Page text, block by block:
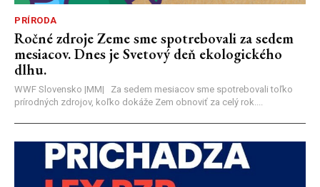
PRÍRODA
Ročné zdroje Zeme sme spotrebovali za sedem
mesiacov. Dnes je Svetový deň ekologického
dlhu.
WWF Slovensko |MM| Za sedem mesiacov sme spotrebovali toľko
prírodných zdrojov, koľko dokáže Zem obnoviť za celý rok....